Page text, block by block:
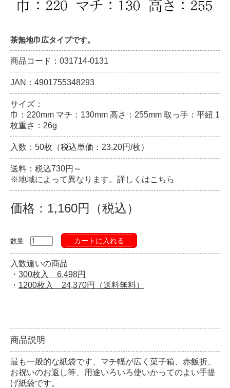
茶無地巾広タイプです。
商品コード：031714-0131
JAN：4901755348293
サイズ：
巾：220mm マチ：130mm 高さ：255mm 取っ手：平紐 1
枚重さ：26g
入数：50枚（税込単価：23.20円/枚）
送料：税込730円～
※地域によって異なります。詳しくはこちら
価格：1,160円（税込）
数量 カートに入れる
入数違いの商品
・ 300枚入 6,498円
・ 1200枚入 24,370円（送料無料）
商品説明
最も一般的な紙袋です、マチ幅が広く菓子箱、赤飯折、
お祝いのお返し等、用途いろいろ使いかってのよい手提
げ紙袋です。